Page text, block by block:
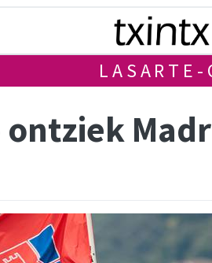
LASARTE-
ontziek